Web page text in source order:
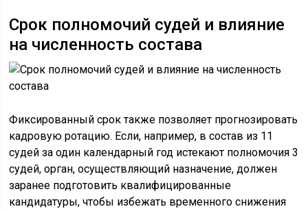
Срок полномочий судей и влияние
на численность состава
Фиксированный срок также позволяет прогнозировать
кадровую ротацию. Если, например, в состав из 11
судей за один календарный год истекают полномочия 3
судей, орган, осуществляющий назначение, должен
заранее подготовить квалифицированные
кандидатуры, чтобы избежать временного снижения